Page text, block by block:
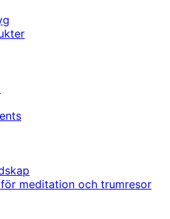
meditation och trumresor